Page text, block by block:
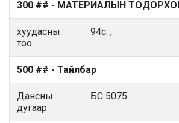
300 ## - МАТЕРИАЛЫН
хуудасны
тоо
94с. ;
500 ## - Тайлбар
Дансны
дугаар
БС 5075